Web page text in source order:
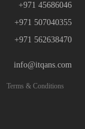
+971 45686046
+971 507040355
+971 562638470
info@itqans.com
Terms & Conditions